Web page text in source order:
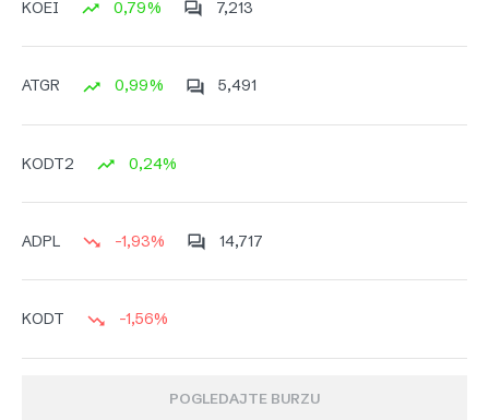
KOEI 0,79% 7,213
ATGR 0,99% 5,491
KODT2 0,24%
ADPL -1,93% 14,717
KODT -1,56%
POGLEDAJTE BURZU